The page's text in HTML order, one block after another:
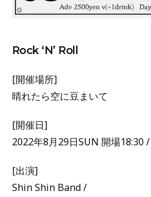
Rock ‘N’ Roll
[開催場所]
晴れたら空に豆まいて
[開催日]
2022年8月29日SUN 開場18:30
[出演]
Shin Shin Band /